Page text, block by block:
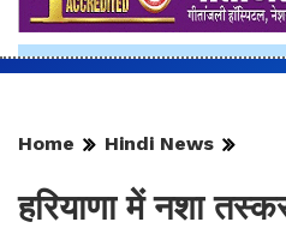
Home Hindi News
हरियाणा में नशा